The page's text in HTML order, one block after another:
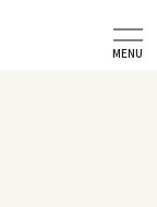
MENU